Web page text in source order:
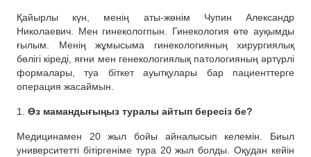
Қайырлы күн, менің аты-жөнім Чупин Александр
Николаевич. Мен гинекологпын. Гинекология өте ауқымды
ғылым. Менің жұмысыма гинекологияның хирургиялық
бөлігі кіреді, яғни мен генекологиялық патологияның әртүрлі
формалары, туа біткет ауытқулары бар пациенттерге
операция жасаймын.
1. Өз мамандығыңыз туралы айтып бересіз бе?
Медицинамен 20 жыл бойы айналысып келемін. Биыл
университетті бітіргеніме тура 20 жыл болды. Оқудан кейін